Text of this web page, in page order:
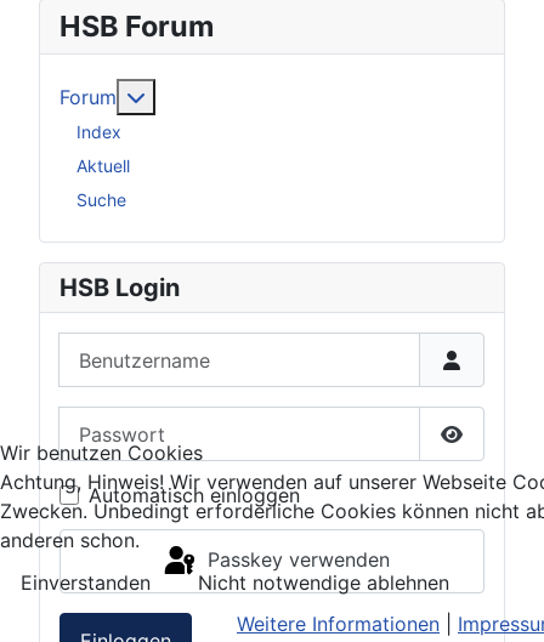
HSB Forum
Forum
Index
Aktuell
Suche
HSB Login
Passwort
Automatisch einloggen
Passkey verwenden
Wir benutzen Cookies
Achtung, Hinweis! Wir verwenden auf unserer Webseite
Zwecken. Unbedingt erforderliche Cookies können nicht
anderen schon.
Einverstanden
Nicht notwendige ablehnen
Weitere Informationen